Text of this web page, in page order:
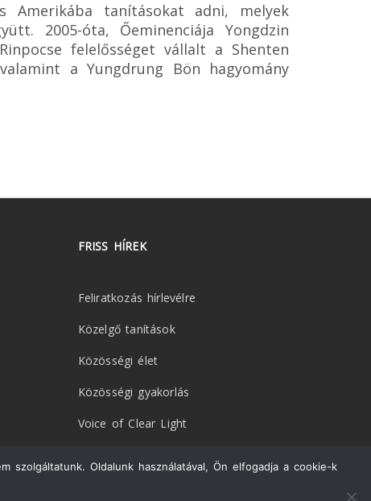
Amerikába tanításokat adni, melyek
2005-óta, Őeminenciája Yongdzin
felelősséget vállalt a Shenten
a Yungdrung Bön hagyomány
FRISS HÍREK
Feliratkozás hírlevélre
Közelgő tanítások
Közösségi élet
Közösségi gyakorlás
Voice of Clear Light
szolgáltatunk. Oldalunk használatával, Ön elfogadja a cookie-k